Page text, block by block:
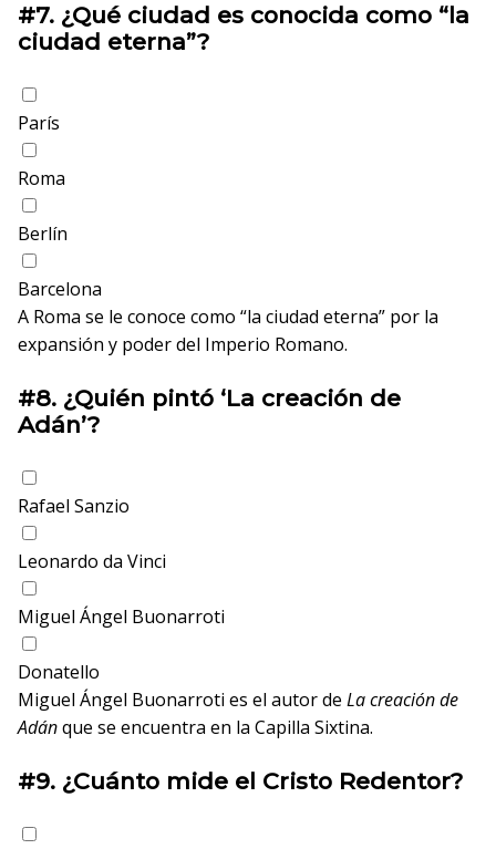
#7. ¿Qué ciudad es conocida como “la
ciudad eterna”?
París
Roma
Berlín
Barcelona
A Roma se le conoce como “la ciudad eterna” por la
expansión y poder del Imperio Romano.
#8. ¿Quién pintó ‘La creación de
Adán’?
Rafael Sanzio
Leonardo da Vinci
Miguel Ángel Buonarroti
Donatello
Miguel Ángel Buonarroti es el autor de La creación de
Adánque se encuentra en la Capilla Sixtina.
#9. ¿Cuánto mide el Cristo Redentor?